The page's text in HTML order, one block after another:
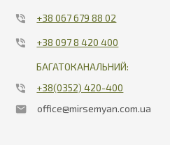
+38 067 679 88 02
+38 097 8 420 400
БАГАТОКАНАЛЬНИЙ:
+38(0352) 420-400
office@mirsemyan.com.ua